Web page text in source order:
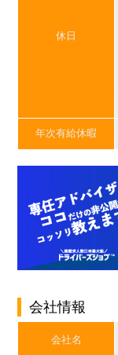
休日
年次有給休暇
会社情報
会社名